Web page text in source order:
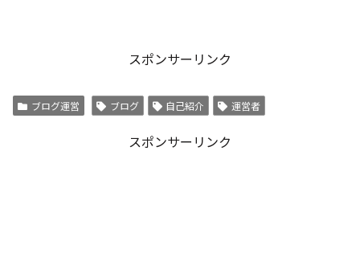
スポンサーリンク
ブログ運営 ブログ 自己紹介 運営者
スポンサーリンク